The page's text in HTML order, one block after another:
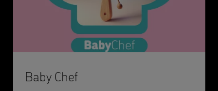
Baby Chef